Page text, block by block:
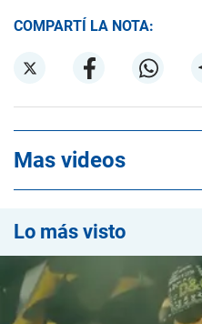
COMPARTÍ LA NOTA:
Mas videos
Lo más visto